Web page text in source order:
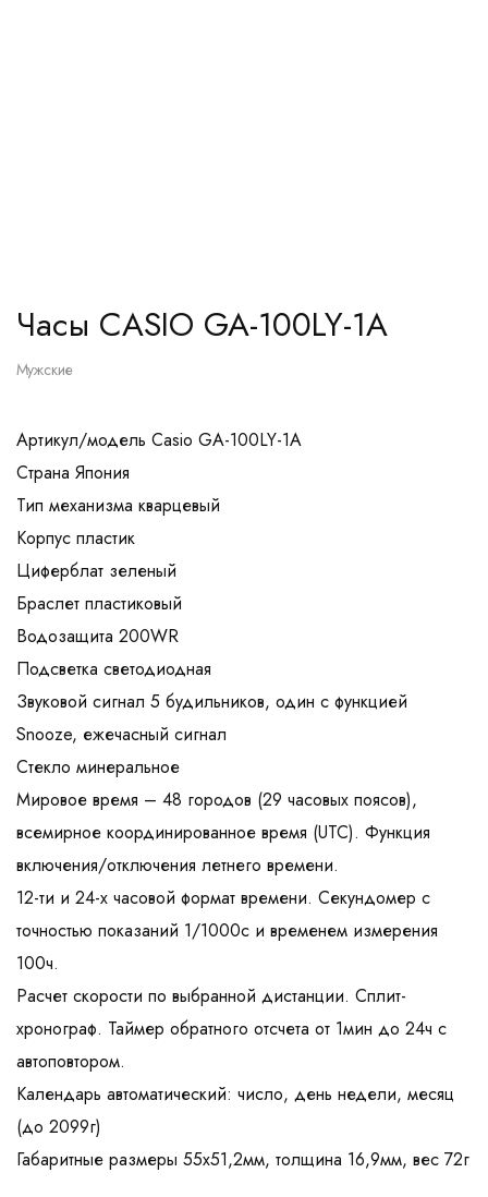
Часы CASIO GA-100LY-1A
Мужские
Артикул/модель Casio GA-100LY-1A
Страна Япония
Тип механизма кварцевый
Корпус пластик
Циферблат зеленый
Браслет пластиковый
Водозащита 200WR
Подсветка светодиодная
Звуковой сигнал 5 будильников, один с функцией
Snooze, ежечасный сигнал
Стекло минеральное
Мировое время – 48 городов (29 часовых поясов),
всемирное координированное время (UTC). Функция
включения/отключения летнего времени.
12-ти и 24-х часовой формат времени. Секундомер с
точностью показаний 1/1000с и временем измерения
100ч.
Расчет скорости по выбранной дистанции. Сплит-
хронограф. Таймер обратного отсчета от 1мин до 24ч с
автоповтором.
Календарь автоматический: число, день недели, месяц
(до 2099г)